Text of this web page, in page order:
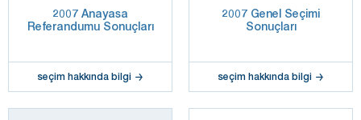
2007 Anayasa
Referandumu Sonuçları
seçim hakkında bilgi
2007 Genel Seçimi
Sonuçları
seçim hakkında bilgi